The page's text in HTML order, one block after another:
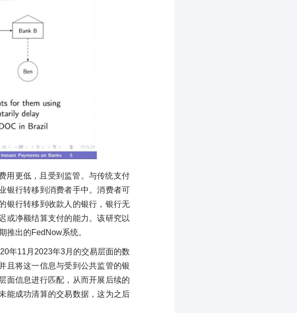
用更低，且受到监管。与传统支付
银行转移到消费者手中。消费者可
银行转移到收款人的银行，银行无
或净额结算支付的能力。该研究以
推出的FedNow系统。
年11月2023年3月的交易层面的数
且将这一信息与受到公共监管的银
面信息进行匹配，从而开展后续的
能成功清算的交易数据，这为之后